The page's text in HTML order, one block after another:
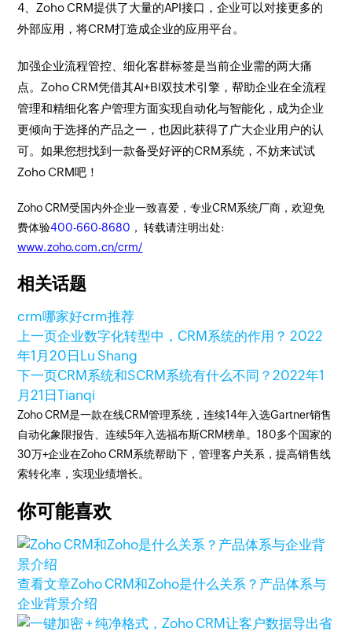
4、Zoho CRM提供了大量的API接口，企业可以对接更多的
外部应用，将CRM打造成企业的应用平台。
加强企业流程管控、细化客群标签是当前企业需的两大痛
点。Zoho CRM凭借其AI+BI双技术引擎，帮助企业在全流程
管理和精细化客户管理方面实现自动化与智能化，成为企业
更倾向于选择的产品之一，也因此获得了广大企业用户的认
可。如果您想找到一款备受好评的CRM系统，不妨来试试
Zoho CRM吧！
Zoho CRM受国内外企业一致喜爱，专业CRM系统厂商，欢迎免
费体验400-660-8680 ， 转载请注明出处:
www.zoho.com.cn/crm/
相关话题
crm哪家好crm推荐
上一页企业数字化转型中，CRM系统的作用？2022
年1月20日 Lu Shang
下一页CRM系统和SCRM系统有什么不同？2022年1
月21日Tianqi
Zoho CRM是一款在线CRM管理系统，连续14年入选Gartner销售
自动化象限报告、连续5年入选福布斯CRM榜单。180多个国家的
30万+企业在Zoho CRM系统帮助下，管理客户关系，提高销售线
索转化率，实现业绩增长。
你可能喜欢
查看文章Zoho CRM和Zoho是什么关系？产品体系与
企业背景介绍